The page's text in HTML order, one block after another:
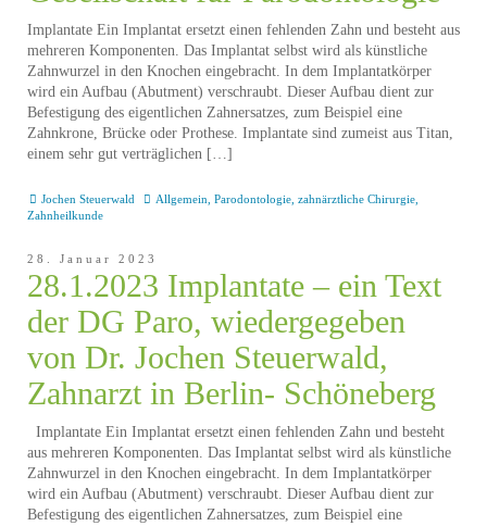
Implantate Ein Implantat ersetzt einen fehlenden Zahn und besteht aus
mehreren Komponenten. Das Implantat selbst wird als künstliche
Zahnwurzel in den Knochen eingebracht. In dem Implantatkörper
wird ein Aufbau (Abutment) verschraubt. Dieser Aufbau dient zur
Befestigung des eigentlichen Zahnersatzes, zum Beispiel eine
Zahnkrone, Brücke oder Prothese. Implantate sind zumeist aus Titan,
einem sehr gut verträglichen […]
Jochen Steuerwald Allgemein ,Parodontologie ,zahnärztliche Chirurgie
Zahnheilkunde
28. Januar 2023
28.1.2023 Implantate – ein Text
der DG Paro, wiedergegeben
von Dr. Jochen Steuerwald,
Zahnarzt in Berlin- Schöneberg
Implantate Ein Implantat ersetzt einen fehlenden Zahn und besteht
aus mehreren Komponenten. Das Implantat selbst wird als künstliche
Zahnwurzel in den Knochen eingebracht. In dem Implantatkörper
wird ein Aufbau (Abutment) verschraubt. Dieser Aufbau dient zur
Befestigung des eigentlichen Zahnersatzes, zum Beispiel eine